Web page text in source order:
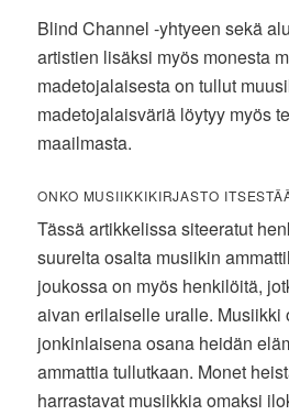
Blind Channel -yhtyeen sekä
artistien lisäksi myös monesta
madetojalaisesta on tullut
madetojalaisväriä löytyy myös
maailmasta.
ONKO MUSIIKKIKIRJASTO
Tässä artikkelissa siteeratut
suurelta osalta musiikin
joukossa on myös henkilöitä,
aivan erilaiselle uralle. Musiikki
jonkinlaisena osana heidän
ammattia tullutkaan. Monet
harrastavat musiikkia omaksi